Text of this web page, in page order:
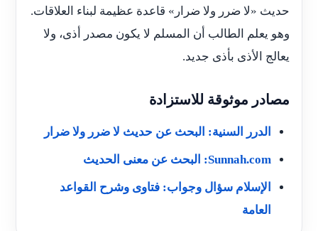
حديث «لا ضرر ولا ضرار» قاعدة عظيمة لبناء العلاقات.
وهو يعلم الطالب أن المسلم لا يكون مصدر أذى، ولا
يعالج الأذى بأذى جديد.
مصادر موثوقة للاستزادة
الدرر السنية: البحث عن حديث لا ضرر ولا ضرار
Sunnah.com: البحث عن معنى الحديث
الإسلام سؤال وجواب: فتاوى وشرح القواعد
العامة